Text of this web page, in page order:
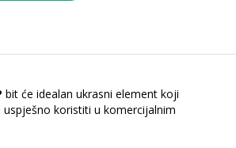
bit će idealan ukrasni element koji
koristiti u komercijalnim